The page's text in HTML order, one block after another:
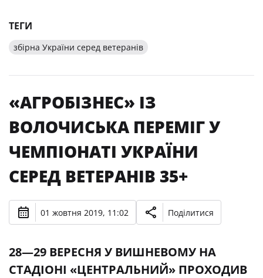
ТЕГИ
збірна України серед ветеранів
«АГРОБІЗНЕС» ІЗ
ВОЛОЧИСЬКА ПЕРЕМІГ У
ЧЕМПІОНАТІ УКРАЇНИ
СЕРЕД ВЕТЕРАНІВ 35+
01 жовтня 2019, 11:02 Поділитися
28—29 ВЕРЕСНЯ У ВИШНЕВОМУ НА
СТАДІОНІ «ЦЕНТРАЛЬНИЙ» ПРОХОДИВ